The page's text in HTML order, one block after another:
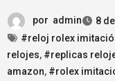
por admin
8
#reloj rolex
relojes, #replicas
amazon, #rolex